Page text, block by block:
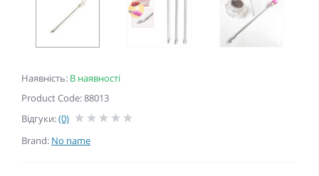
Наявність: В наявності
Product Code: 88013
Відгуки:(0)
Brand: No name